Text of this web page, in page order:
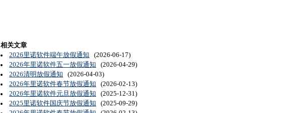
相关文章
2026里诺软件端午放假通知 (2026-06-17)
2026年里诺软件五一放假通知 (2026-04-29)
2026清明放假通知 (2026-04-03)
2026年里诺软件春节放假通知 (2026-02-13)
2026年里诺软件元旦放假通知 (2025-12-31)
2025里诺软件国庆节放假通知 (2025-09-29)